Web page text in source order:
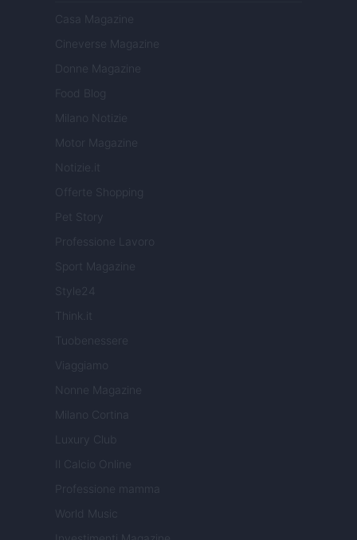
Casa Magazine
Cineverse Magazine
Donne Magazine
Food Blog
Milano Notizie
Motor Magazine
Notizie.it
Offerte Shopping
Pet Story
Professione Lavoro
Sport Magazine
Style24
Think.it
Tuobenessere
Viaggiamo
Nonne Magazine
Milano Cortina
Luxury Club
Il Calcio Online
Professione mamma
World Music